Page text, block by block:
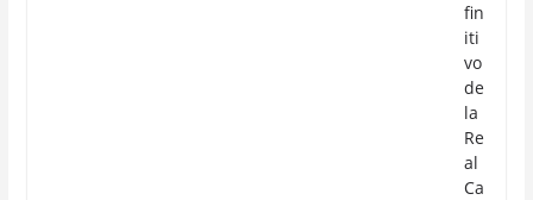
fin
iti
vo
de
la
Re
al
Ca